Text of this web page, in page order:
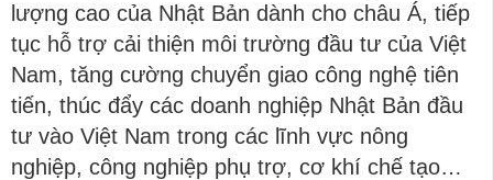
lượng cao của Nhật Bản dành cho châu Á, tiếp
tục hỗ trợ cải thiện môi trường đầu tư của Việt
Nam, tăng cường chuyển giao công nghệ tiên
tiến, thúc đẩy các doanh nghiệp Nhật Bản đầu
tư vào Việt Nam trong các lĩnh vực nông
nghiệp, công nghiệp phụ trợ, cơ khí chế tạo…